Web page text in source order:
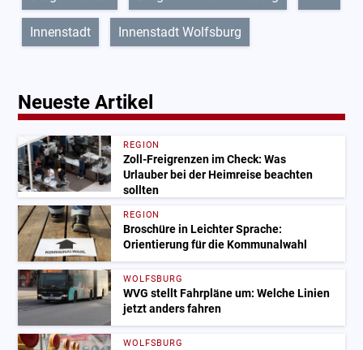
Innenstadt Innenstadt Wolfsburg
Neueste Artikel
REGION
Zoll-Freigrenzen im Check: Was
Urlauber bei der Heimreise beachten
sollten
REGION
Broschüre in Leichter Sprache:
Orientierung für die Kommunalwahl
WOLFSBURG
WVG stellt Fahrpläne um: Welche Linien
jetzt anders fahren
WOLFSBURG